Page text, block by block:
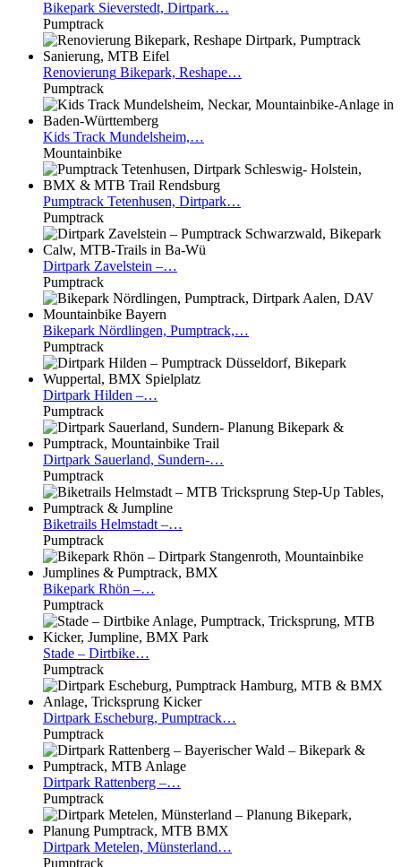
Bikepark Sieverstedt, Dirtpark…
Pumptrack
Renovierung Bikepark, Reshape…
Pumptrack
Kids Track Mundelsheim,…
Mountainbike
Pumptrack Tetenhusen, Dirtpark…
Pumptrack
Dirtpark Zavelstein –…
Pumptrack
Bikepark Nördlingen, Pumptrack,…
Pumptrack
Dirtpark Hilden –…
Pumptrack
Dirtpark Sauerland, Sundern-…
Pumptrack
Biketrails Helmstadt –…
Pumptrack
Bikepark Rhön –…
Pumptrack
Stade – Dirtbike…
Pumptrack
Dirtpark Escheburg, Pumptrack…
Pumptrack
Dirtpark Rattenberg –…
Pumptrack
Dirtpark Metelen, Münsterland…
Pumptrack